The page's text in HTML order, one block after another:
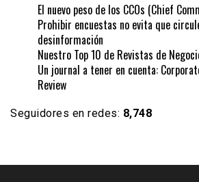
El nuevo peso de los CCOs (Chief
Prohibir encuestas no evita que
desinformación
Nuestro Top 10 de Revistas de
Un journal a tener en cuenta:
Review
Seguidores en redes: 8,748